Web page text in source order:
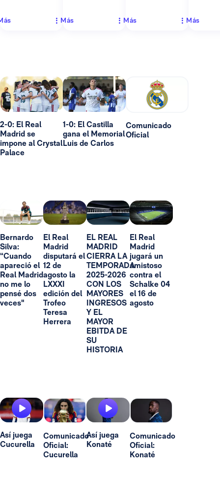
Más Más Más
2-0: El Real
Madrid se
impone al Crystal
Palace
1-0: El Castilla
gana el Memorial
Luis de Carlos
Comunicado
Oficial
Bernardo
Silva:
“Cuando
apareció el
Real Madrid
no me lo
pensé dos
veces"
El Real
Madrid
disputará el
12 de
agosto la
LXXXI
edición del
Trofeo
Teresa
Herrera
EL REAL
MADRID
CIERRA LA
TEMPORADA
2025-2026
CON LOS
MAYORES
INGRESOS
Y EL
MAYOR
EBITDA DE
SU
HISTORIA
El Real
Madrid
jugará un
amistoso
contra el
Schalke 04
el 16 de
agosto
Así juega
Cucurella
Comunicado
Oficial:
Cucurella
Así juega
Konaté
Comunicado
Oficial:
Konaté